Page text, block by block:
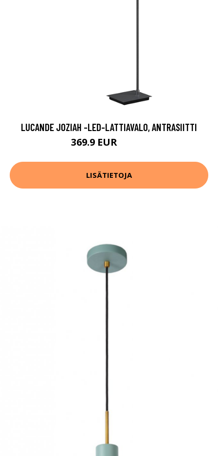
LUCANDE JOZIAH -LED-LATTIAVALO, ANTRASIITTI
369.9 EUR
LISÄTIETOJA